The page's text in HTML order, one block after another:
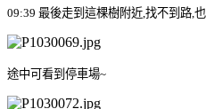
09:39 最後走到這棵樹附近 找不到路
途中可看到停車場~